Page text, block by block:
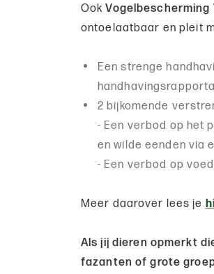
OokVogelbescherming
ontoelaatbaar en pleit
Een strenge
2 bijkomende
- Een verbod op het
en wilde eenden via
- Een verbod op
Meer daarover lees je
Als jij dieren opmerkt
fazanten of grote